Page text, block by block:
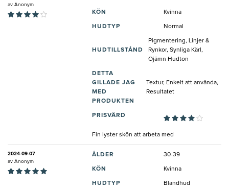
av Anonym
KÖN Kvinna
HUDTYP Normal
HUDTILLSTÅND
Pigmentering, Linjer &
Rynkor, Synliga Kärl,
Ojämn Hudton
DETTA
GILLADE JAG
MED
PRODUKTEN
Textur, Enkelt att använda,
Resultatet
PRISVÄRD
Fin lyster skön att arbeta med
2024-09-07
av Anonym
ÅLDER 30-39
KÖN Kvinna
HUDTYP Blandhud